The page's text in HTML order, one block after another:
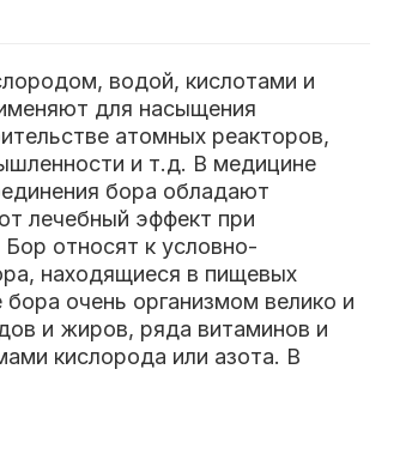
водой, кислотами и
для насыщения
атомных реакторов,
и т.д. В медицине
бора обладают
лечебный эффект при
относят к условно-
находящиеся в пищевых
очень организмом велико и
и жиров, ряда витаминов и
кислорода или азота. В